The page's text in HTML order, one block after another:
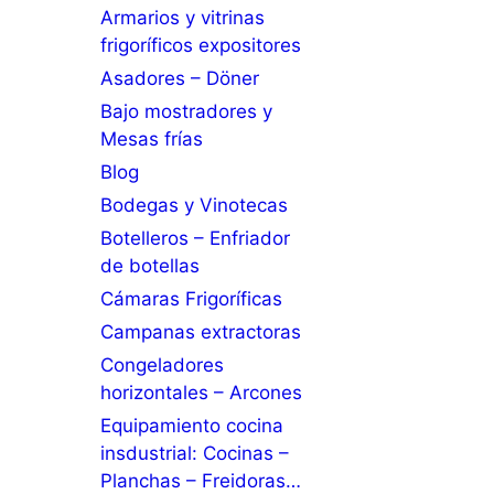
Armarios y vitrinas
frigoríficos expositores
Asadores – Döner
Bajo mostradores y
Mesas frías
Blog
Bodegas y Vinotecas
Botelleros – Enfriador
de botellas
Cámaras Frigoríficas
Campanas extractoras
Congeladores
horizontales – Arcones
Equipamiento cocina
insdustrial: Cocinas –
Planchas – Freidoras…